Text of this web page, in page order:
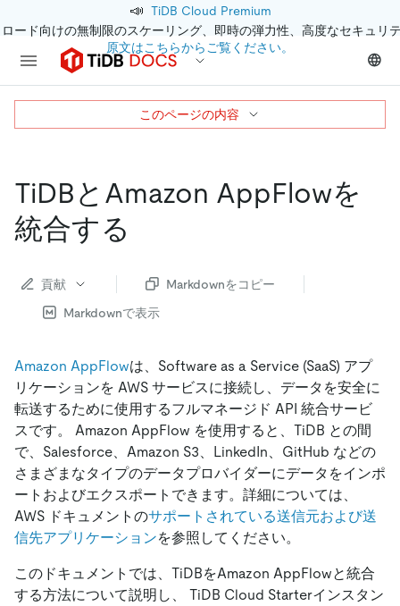
📣 TiDB Cloud Premium
ード向けの無制限のスケーリング、即時の弾力性、高度なセキュリ
原文はこちらからご覧ください。
TiDBとAmazon AppFlowを
統合する
貢献
Markdownをコピー
Markdownで表示
Amazon AppFlowは、Software as a Service (SaaS) アプ
リケーションを AWS サービスに接続し、データを安全に
転送するために使用するフルマネージド API 統合サービ
スです。 Amazon AppFlow を使用すると、TiDB との間
で、Salesforce、Amazon S3、LinkedIn、GitHub などの
さまざまなタイプのデータプロバイダーにデータをインポ
ートおよびエクスポートできます。詳細については、
AWS ドキュメントのサポートされている送信元および送
信先アプリケーションを参照してください。
このドキュメントでは、TiDBをAmazon AppFlowと統合
する方法について説明し、 TiDB Cloud Starterインスタン
このページの内容